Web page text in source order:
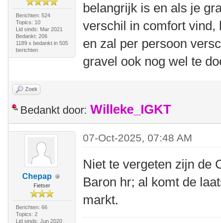
Berichten: 524
Topics: 10
Lid sinds: Mar 2021
Bedankt: 206
1189 x bedankt in 505
berichten
belangrijk is en als je
verschil in comfort vind,
en zal per persoon
gravel ook nog wel te
Zoek
Bedankt door: Willeke_IGKT
Chepap
Fietser
Berichten: 66
Topics: 2
Lid sinds: Jun 2020
07-Oct-2025, 07:48 AM
Niet te vergeten zijn de
Baron hr; al komt de
markt.